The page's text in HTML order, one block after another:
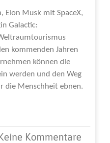
Elon Musk mit SpaceX,
Galactic:
kommenden Jahren
können die
werden und den Weg
die Menschheit ebnen.
Kommentare